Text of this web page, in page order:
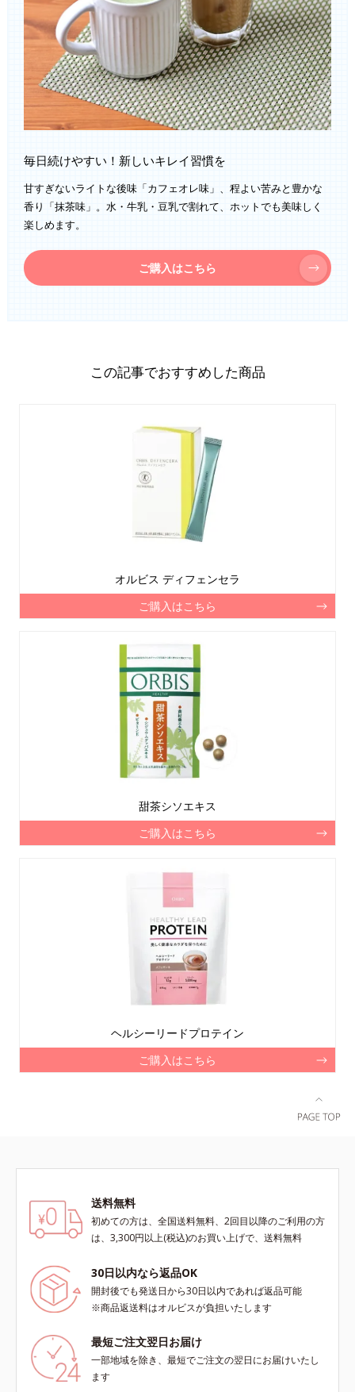
毎日続けやすい！新しいキレイ習慣を
甘すぎないライトな後味「カフェオレ味」、程よい苦みと豊かな
香り「抹茶味」。水・牛乳・豆乳で割れて、ホットでも美味しく
楽しめます。
ご購入はこちら
この記事でおすすめした商品
オルビス ディフェンセラ
ご購入はこちら
甜茶シソエキス
ご購入はこちら
ヘルシーリードプロテイン
ご購入はこちら
送料無料
初めての方は、全国送料無料、2回目以降のご利用の方
は、3,300円以上(税込)のお買い上げで、送料無料
30日以内なら返品OK
開封後でも発送日から30日以内であれば返品可能
※商品返送料はオルビスが負担いたします
最短ご注文翌日お届け
一部地域を除き、最短でご注文の翌日にお届けいたし
ます